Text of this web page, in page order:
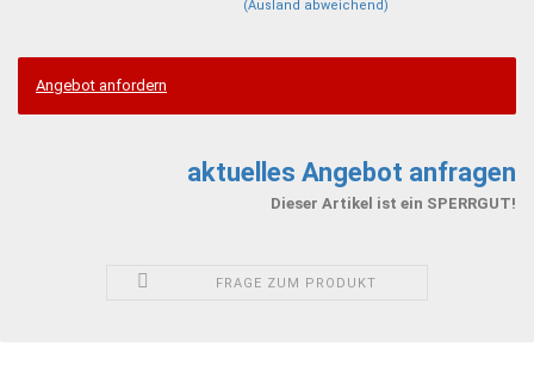
(Ausland abweichend)
Angebot anfordern
aktuelles Angebot anfragen
Dieser Artikel ist ein SPERRGUT!
FRAGE ZUM PRODUKT